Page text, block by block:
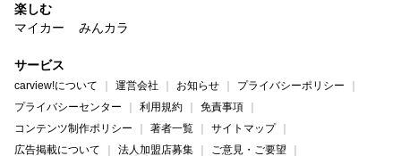
楽しむ
マイカー
みんカラ
サービス
carview!について 運営会社 お知らせ
プライバシーポリシー
プライバシーセンター
利用規約
免責事項
コンテンツ制作ポリシー
著者一覧
サイトマップ
広告掲載について
法人加盟店募集 ご意見・ご要望